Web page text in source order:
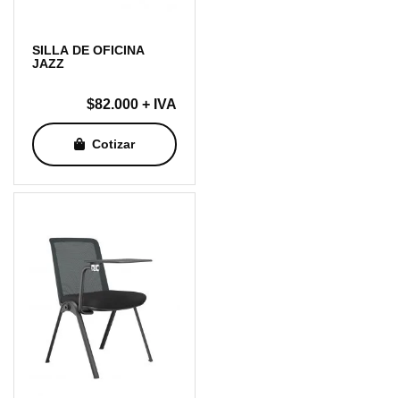
SILLA DE OFICINA
JAZZ
$82.000 + IVA
Cotizar